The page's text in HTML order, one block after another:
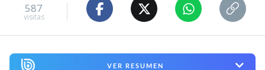
587
visitas
VER RESUMEN